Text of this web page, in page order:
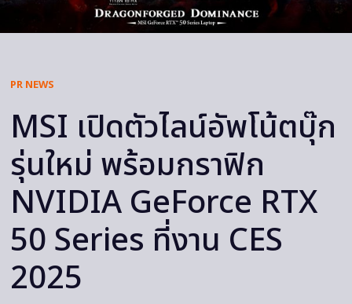
PR NEWS
MSI เปิดตัวไลน์อัพโน้ตบุ๊ก
รุ่นใหม่ พร้อมกราฟิก
NVIDIA GeForce RTX
50 Series ที่งาน CES
2025